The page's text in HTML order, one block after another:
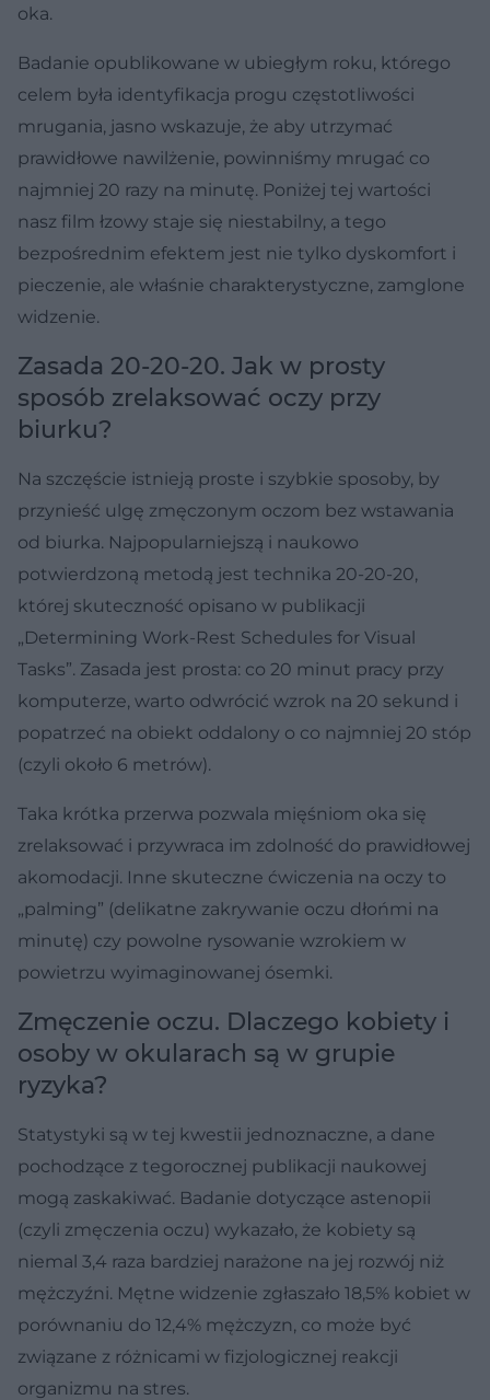
oka.
Badanie opublikowane w ubiegłym roku, którego
celem była identyfikacja progu częstotliwości
mrugania, jasno wskazuje, że aby utrzymać
prawidłowe nawilżenie, powinniśmy mrugać co
najmniej 20 razy na minutę. Poniżej tej wartości
nasz film łzowy staje się niestabilny, a tego
bezpośrednim efektem jest nie tylko dyskomfort i
pieczenie, ale właśnie charakterystyczne, zamglone
widzenie.
Zasada 20-20-20. Jak w prosty
sposób zrelaksować oczy przy
biurku?
Na szczęście istnieją proste i szybkie sposoby, by
przynieść ulgę zmęczonym oczom bez wstawania
od biurka. Najpopularniejszą i naukowo
potwierdzoną metodą jest technika 20-20-20,
której skuteczność opisano w publikacji
„Determining Work-Rest Schedules for Visual
Tasks”. Zasada jest prosta: co 20 minut pracy przy
komputerze, warto odwrócić wzrok na 20 sekund i
popatrzeć na obiekt oddalony o co najmniej 20 stóp
(czyli około 6 metrów).
Taka krótka przerwa pozwala mięśniom oka się
zrelaksować i przywraca im zdolność do prawidłowej
akomodacji. Inne skuteczne ćwiczenia na oczy to
„palming” (delikatne zakrywanie oczu dłońmi na
minutę) czy powolne rysowanie wzrokiem w
powietrzu wyimaginowanej ósemki.
Zmęczenie oczu. Dlaczego kobiety i
osoby w okularach są w grupie
ryzyka?
Statystyki są w tej kwestii jednoznaczne, a dane
pochodzące z tegorocznej publikacji naukowej
mogą zaskakiwać. Badanie dotyczące astenopii
(czyli zmęczenia oczu) wykazało, że kobiety są
niemal 3,4 raza bardziej narażone na jej rozwój niż
mężczyźni. Mętne widzenie zgłaszało 18,5% kobiet w
porównaniu do 12,4% mężczyzn, co może być
związane z różnicami w fizjologicznej reakcji
organizmu na stres.